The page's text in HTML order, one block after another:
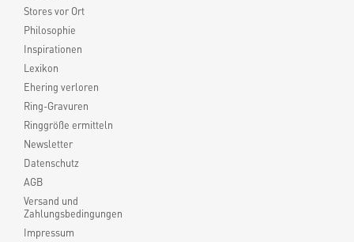
Stores vor Ort
Philosophie
Inspirationen
Lexikon
Ehering verloren
Ring-Gravuren
Ringgröße ermitteln
Newsletter
Datenschutz
AGB
Versand und
Zahlungsbedingungen
Impressum